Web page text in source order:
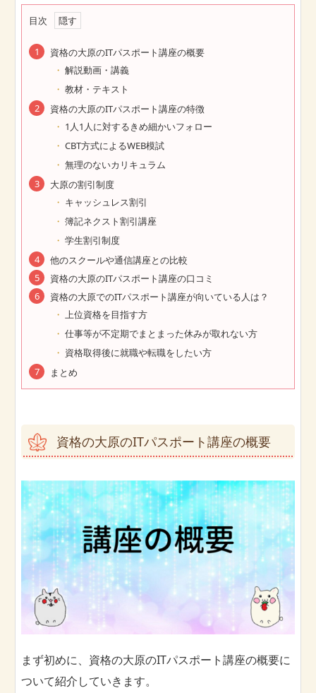
目次
資格の大原のITパスポート講座の概要
解説動画・講義
教材・テキスト
資格の大原のITパスポート講座の特徴
1人1人に対するきめ細かいフォロー
CBT方式によるWEB模試
無理のないカリキュラム
大原の割引制度
キャッシュレス割引
簿記ネクスト割引講座
学生割引制度
他のスクールや通信講座との比較
資格の大原のITパスポート講座の口コミ
資格の大原でのITパスポート講座が向いている人は？
上位資格を目指す方
仕事等が不定期でまとまった休みが取れない方
資格取得後に就職や転職をしたい方
まとめ
資格の大原のITパスポート講座の概要
まず初めに、資格の大原のITパスポート講座の概要に
ついて紹介していきます。